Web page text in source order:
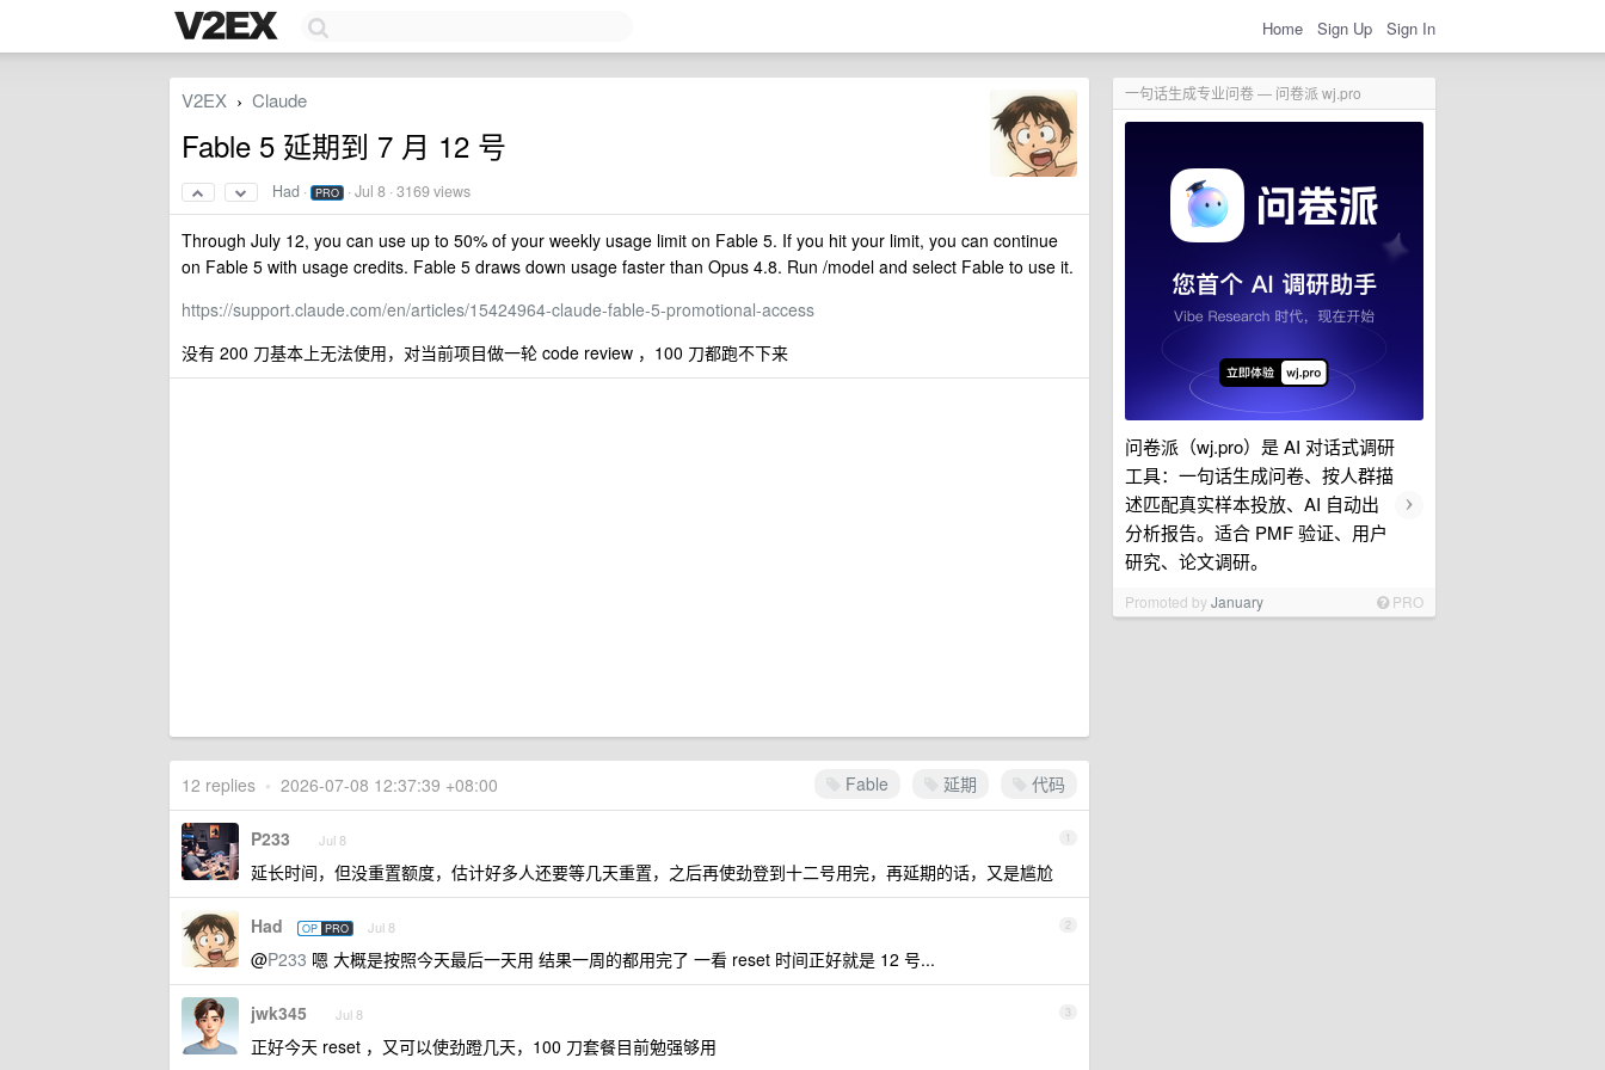
Home Sign Up Sign In
一句话生成专业问卷 — 问卷派 wj.pro
问卷派（wj.pro）是 AI 对话式调研
工具：一句话生成问卷、按人群描
述匹配真实样本投放、AI 自动出
分析报告。适合 PMF 验证、用户
研究、论文调研。
›
Promoted byJanuary PRO
V2EX › Claude
Fable 5 延期到 7 月 12 号
Had · PRO ·Jul 8 · 3169 views
Through July 12, you can use up to 50% of your weekly usage limit on Fable 5. If you hit your limit, you can continue
on Fable 5 with usage credits. Fable 5 draws down usage faster than Opus 4.8. Run /model and select Fable to use it.
https://support.claude.com/en/articles/15424964-claude-fable-5-promotional-access
没有 200 刀基本上无法使用，对当前项目做一轮 code review ，100 刀都跑不下来
Fable 延期 代码
12 replies • 2026-07-08 12:37:39 +08:00
1
P233 Jul 8
延长时间，但没重置额度，估计好多人还要等几天重置，之后再使劲登到十二号用完，再延期的话，又是尴尬
2
Had OP PRO Jul 8
@P233 嗯 大概是按照今天最后一天用 结果一周的都用完了 一看 reset 时间正好就是 12 号...
3
jwk345 Jul 8
正好今天 reset ，又可以使劲蹬几天，100 刀套餐目前勉强够用